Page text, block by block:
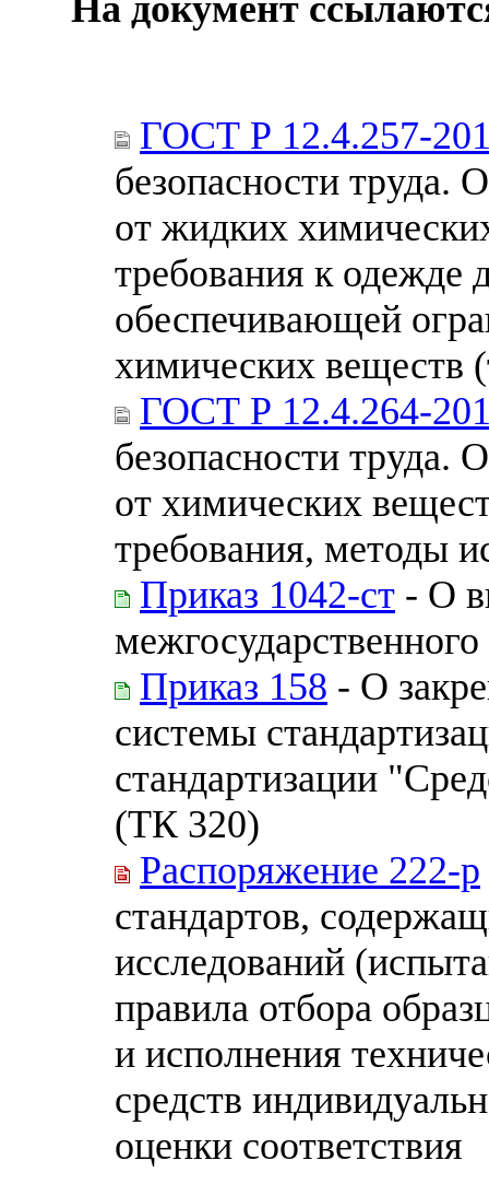
ГОСТ Р 12.4.257-
безопасности труда.
от жидких
требования к одежде
обеспечивающей
химических
ГОСТ Р 12.4.264-
безопасности труда.
от химических
требования, методы
Приказ 1042-ст - О
межгосударственного
Приказ 158 - О
системы
стандартизации
(ТК 320)
Распоряжение 222-р
стандартов,
исследований
правила отбора
и исполнения
средств
оценки соответствия